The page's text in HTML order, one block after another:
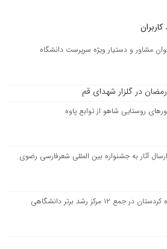
مشاور و دستیار ویژه سرپرست دانشگاه
در گلزار شهدای قم
روستایی شاهو از توابع پاوه
ارسال آثار به جشنواره بین المللی شعرفارسی رضوی
مرکز رشد دانشگاه کردستان در جمع ۱۲ مرکز رشد برتر دانشگاهی